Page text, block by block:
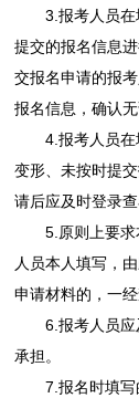
3.报考人员在填
提交的报名信息
交报名申请的报
报名信息，确认
4.报考人员在填
变形、未按时提
请后应及时登录
5.原则上要求本
人员本人填写，
申请材料的，一
6.报考人员应及
承担。
7.报名时填写的